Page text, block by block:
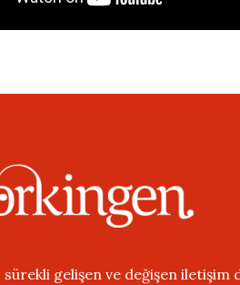
gelişen ve değişen iletişim